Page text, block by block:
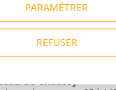
100 m²
3 chambres, 3
10
de Chaussy
PARAMÉTRER
REFUSER